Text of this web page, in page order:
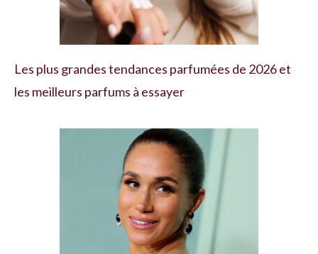
Les plus grandes tendances parfumées de 2026 et
les meilleurs parfums à essayer